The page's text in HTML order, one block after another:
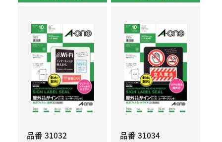
品番 31032
品番 31034